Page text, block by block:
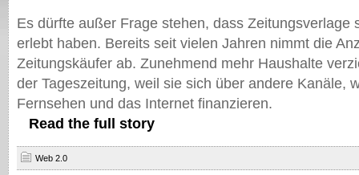
Es dürfte außer Frage stehen, dass Zeitungsverlage
erlebt haben. Bereits seit vielen Jahren nimmt die
Zeitungskäufer ab. Zunehmend mehr Haushalte
der Tageszeitung, weil sie sich über andere Kanäle,
Fernsehen und das Internet finanzieren.
Read the full story
Web 2.0